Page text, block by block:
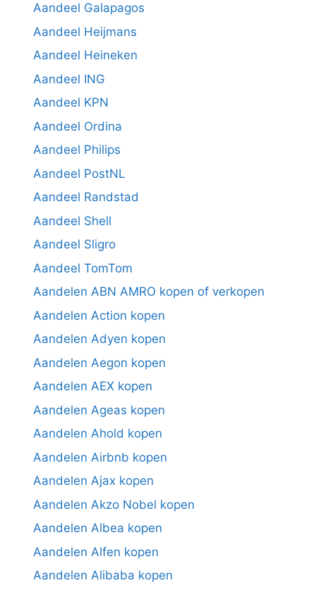
Aandeel Galapagos
Aandeel Heijmans
Aandeel Heineken
Aandeel ING
Aandeel KPN
Aandeel Ordina
Aandeel Philips
Aandeel PostNL
Aandeel Randstad
Aandeel Shell
Aandeel Sligro
Aandeel TomTom
Aandelen ABN AMRO kopen of verkopen
Aandelen Action kopen
Aandelen Adyen kopen
Aandelen Aegon kopen
Aandelen AEX kopen
Aandelen Ageas kopen
Aandelen Ahold kopen
Aandelen Airbnb kopen
Aandelen Ajax kopen
Aandelen Akzo Nobel kopen
Aandelen Albea kopen
Aandelen Alfen kopen
Aandelen Alibaba kopen